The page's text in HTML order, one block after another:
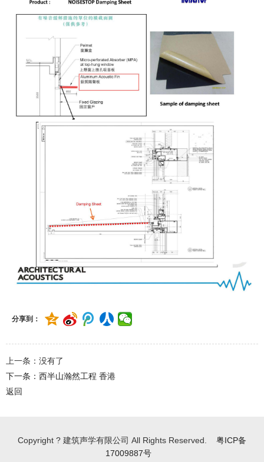
分享到：
上一条：没有了
下一条：西半山瀚然工程 香港
返回
Copyright ? 建筑声学有限公司 All Rights Reserved. 粤ICP备
17009887号